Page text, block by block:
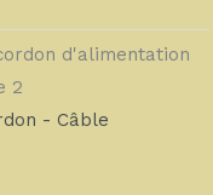
d'alimentation
2
- Câble